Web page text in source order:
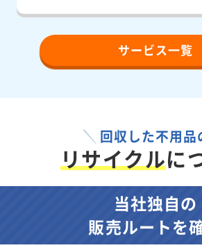
サービス一覧
回収した不用品
リサイクルに
当社独自の
販売ルートを